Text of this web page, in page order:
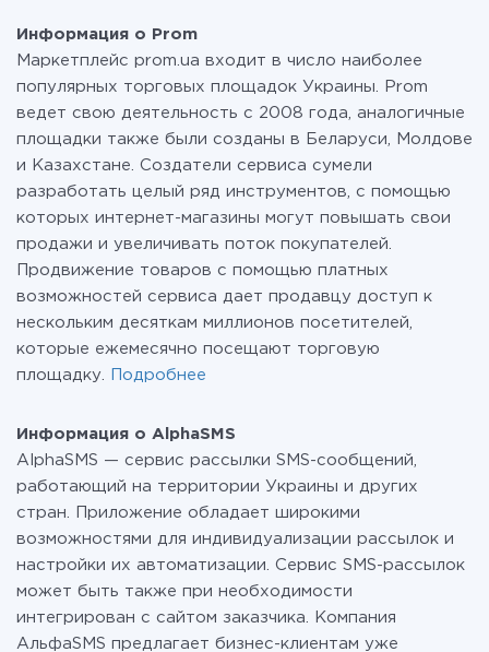
перейти на платный, при необходимости. Подробнее
отарифах.
Информация о Prom
Маркетплейс prom.ua входит в число наиболее
популярных торговых площадок Украины. Prom
ведет свою деятельность с 2008 года, аналогичные
площадки также были созданы в Беларуси, Молдове
и Казахстане. Создатели сервиса сумели
разработать целый ряд инструментов, с помощью
которых интернет-магазины могут повышать свои
продажи и увеличивать поток покупателей.
Продвижение товаров с помощью платных
возможностей сервиса дает продавцу доступ к
нескольким десяткам миллионов посетителей,
которые ежемесячно посещают торговую
площадку.
Подробнее
Информация о AlphaSMS
AlphaSMS — сервис рассылки SMS-сообщений,
работающий на территории Украины и других
стран. Приложение обладает широкими
возможностями для индивидуализации рассылок и
настройки их автоматизации. Сервис SMS-рассылок
может быть также при необходимости
интегрирован с сайтом заказчика. Компания
АльфаSMS предлагает бизнес-клиентам уже